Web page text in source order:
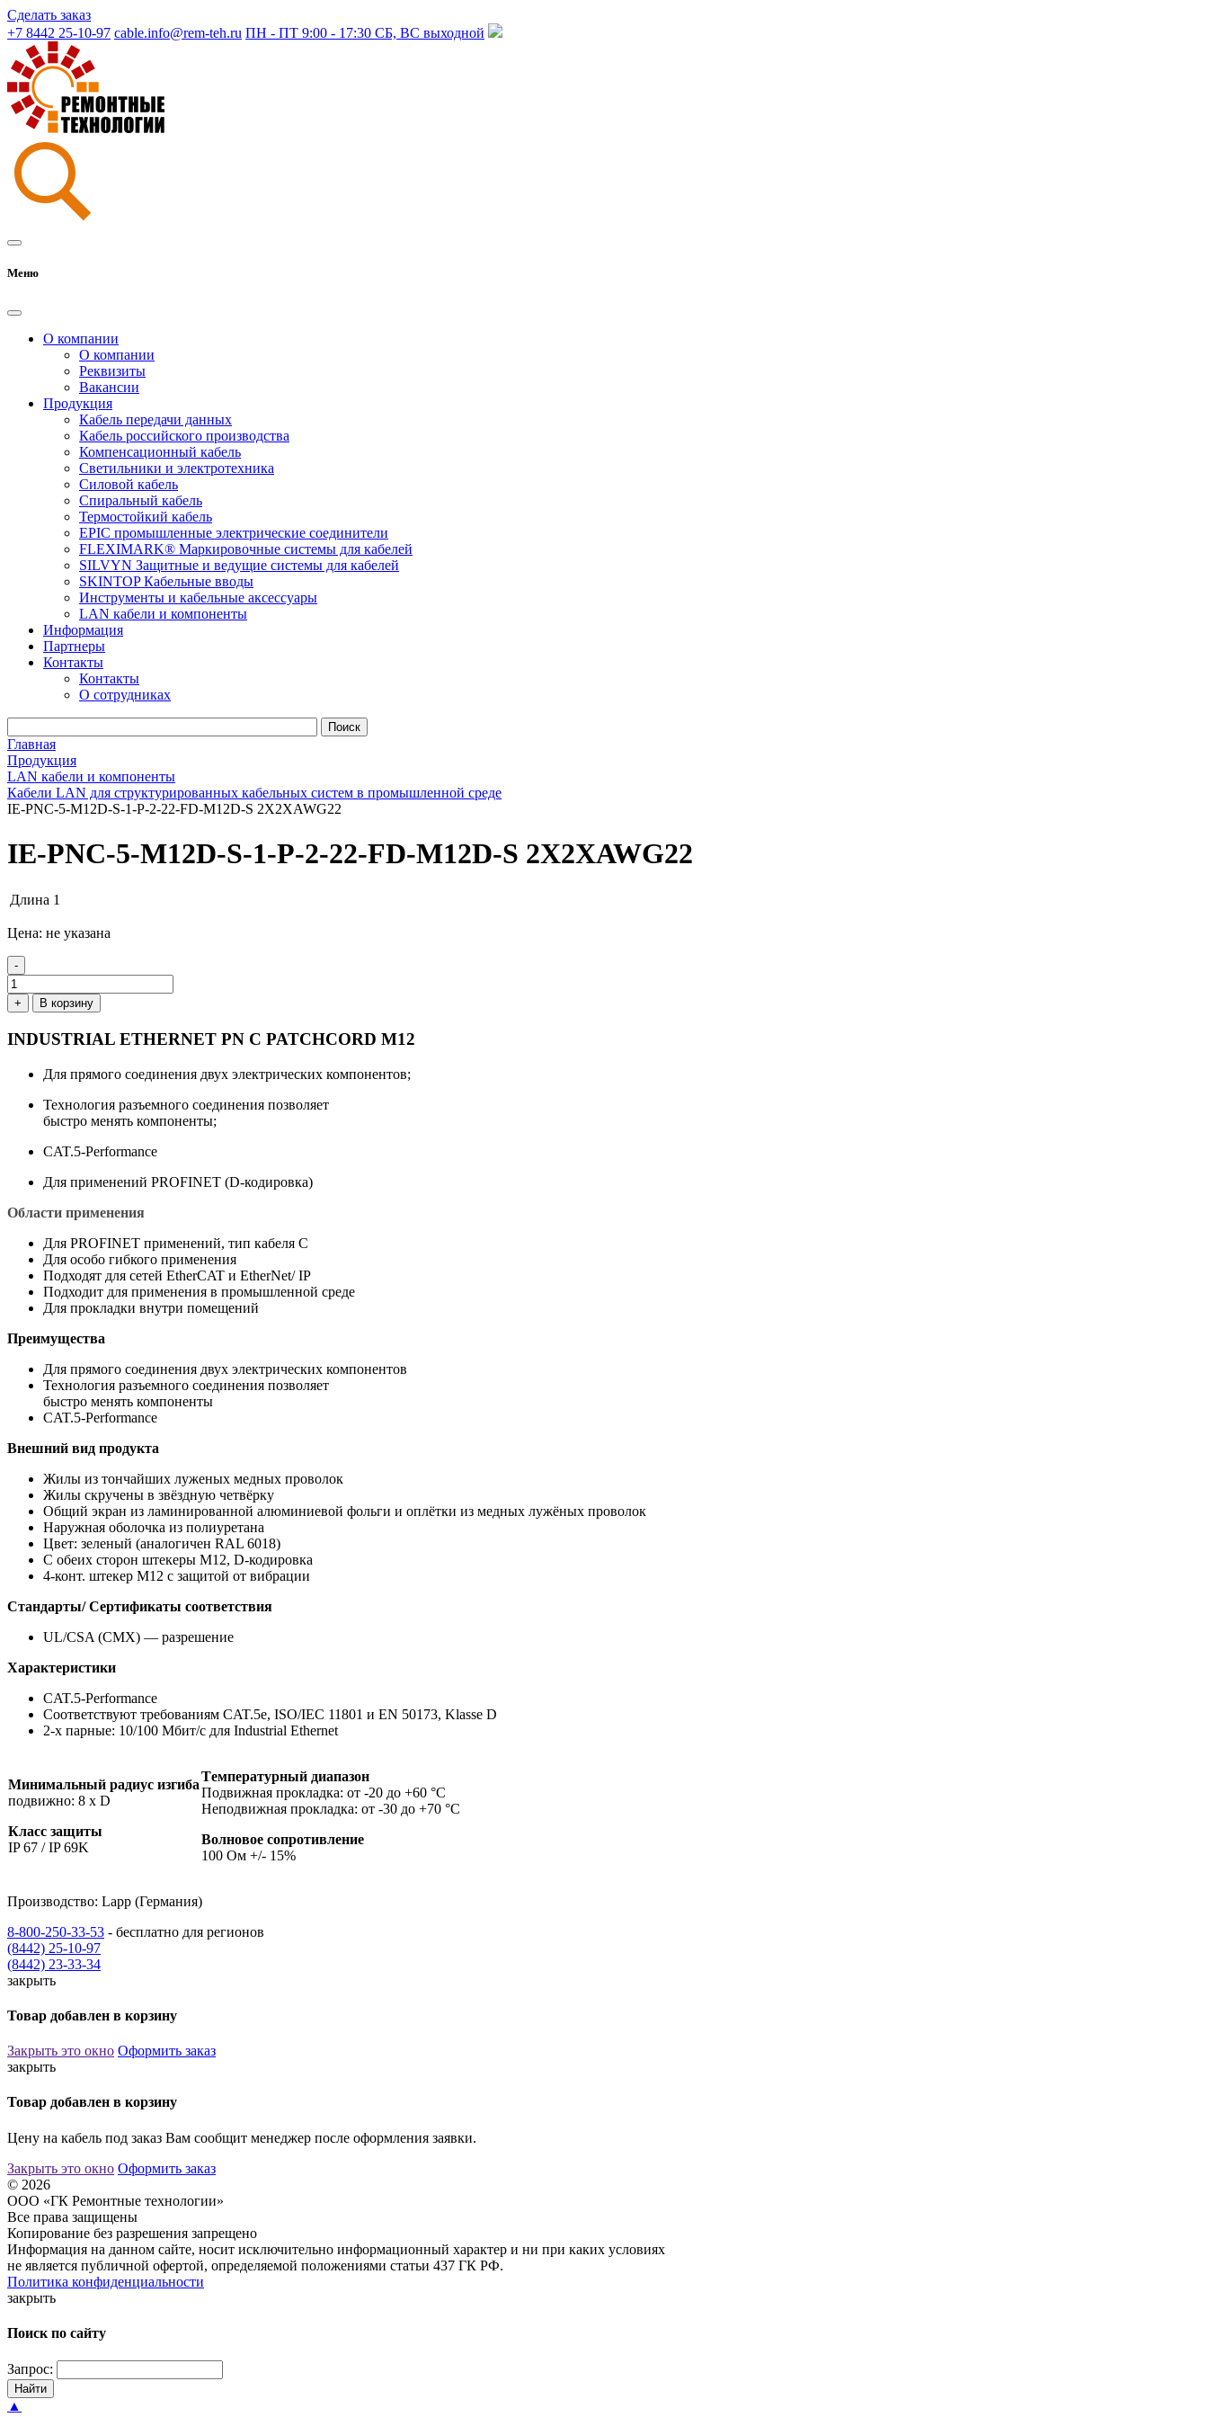
Сделать заказ
+7 8442 25-10-97 cable.info@rem-teh.ru ПН - ПТ 9:00 - 17:30 СБ, ВС выходной
Меню
О компании
О компании
Реквизиты
Вакансии
Продукция
Кабель передачи данных
Кабель российского производства
Компенсационный кабель
Светильники и электротехника
Силовой кабель
Спиральный кабель
Термостойкий кабель
EPIC промышленные электрические соединители
FLEXIMARK® Маркировочные системы для кабелей
SILVYN Защитные и ведущие системы для кабелей
SKINTOP Кабельные вводы
Инструменты и кабельные аксессуары
LAN кабели и компоненты
Информация
Партнеры
Контакты
Контакты
О сотрудниках
Главная
Продукция
LAN кабели и компоненты
Кабели LAN для структурированных кабельных систем в промышленной среде
IE-PNC-5-M12D-S-1-P-2-22-FD-M12D-S 2X2XAWG22
IE-PNC-5-M12D-S-1-P-2-22-FD-M12D-S 2X2XAWG22
Длина 1
Цена: не указана
-
+ В корзину
INDUSTRIAL ETHERNET PN C PATCHCORD M12
Для прямого соединения двух электрических компонентов;
Технология разъемного соединения позволяет
быстро менять компоненты;
CAT.5-Performance
Для применений PROFINET (D-кодировка)
Области применения
Для PROFINET применений, тип кабеля С
Для особо гибкого применения
Подходят для сетей EtherCAT и EtherNet/ IP
Подходит для применения в промышленной среде
Для прокладки внутри помещений
Преимущества
Для прямого соединения двух электрических компонентов
Технология разъемного соединения позволяет
быстро менять компоненты
CAT.5-Performance
Внешний вид продукта
Жилы из тончайших луженых медных проволок
Жилы скручены в звёздную четвёрку
Общий экран из ламинированной алюминиевой фольги и оплётки из медных лужёных проволок
Наружная оболочка из полиуретана
Цвет: зеленый (аналогичен RAL 6018)
С обеих сторон штекеры М12, D-кодировка
4-конт. штекер М12 с защитой от вибрации
Стандарты/ Сертификаты соответствия
UL/CSA (CMX) — разрешение
Характеристики
CAT.5-Performance
Соответствуют требованиям CAT.5e, ISO/IEC 11801 и EN 50173, Klasse D
2-х парные: 10/100 Mбит/с для Industrial Ethernet
Минимальный радиус изгиба
подвижно: 8 x D
Класс защиты
IP 67 / IP 69K
Tемпературный диапазон
Подвижная прокладка: от -20 до +60 °C
Неподвижная прокладка: от -30 до +70 °C
Волновое сопротивление
100 Ом +/- 15%
Производство: Lapp (Германия)
8-800-250-33-53 - бесплатно для регионов
(8442) 25-10-97
(8442) 23-33-34
закрыть
Товар добавлен в корзину
Закрыть это окно Оформить заказ
закрыть
Товар добавлен в корзину
Цену на кабель под заказ Вам сообщит менеджер после оформления заявки.
Закрыть это окно Оформить заказ
© 2026
ООО «ГК Ремонтные технологии»
Все права защищены
Копирование без разрешения запрещено
Информация на данном сайте, носит исключительно информационный характер и ни при каких условиях
не является публичной офертой, определяемой положениями статьи 437 ГК РФ.
Политика конфиденциальности
закрыть
Поиск по сайту
Запрос:
Найти
▲